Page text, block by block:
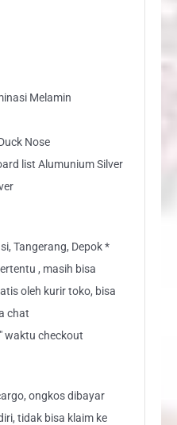
Melamin
Nose
list Alumunium Silver
Tangerang, Depok *
, masih bisa
oleh kurir toko, bisa
chat
waktu checkout
ongkos dibayar
tidak bisa klaim ke